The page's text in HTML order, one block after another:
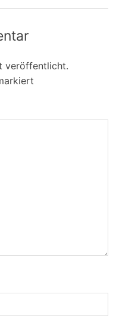
veröffentlicht.